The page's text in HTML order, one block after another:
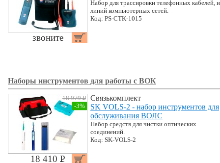
звоните
Набор для трассировки телефонных кабелей, и
линий компьютерных сетей.
Код: PS-CTK-1015
Наборы инструментов для работы с ВОК
18 979 PУБ.
-3%
18 410 P УБ.
Связькомплект
SK VOLS-2 - набор инструментов для
обслуживания ВОЛС
Набор средств для чистки оптических
соединений.
Код: SK-VOLS-2